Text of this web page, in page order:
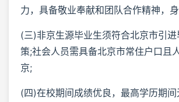
力，具备敬业奉献和团队合作精神，
(三)非京生源毕业生须符合北京市引
策;社会人员需具备北京市常住户口且
京;
(四)在校期间成绩优良，最高学历期间